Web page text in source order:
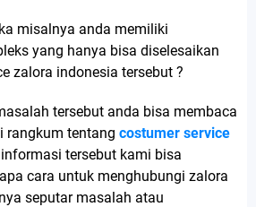
misalnya anda memiliki
yang hanya bisa diselesaikan
zalora indonesia tersebut ?
tersebut anda bisa membaca
rangkum tentang costumer service
informasi tersebut kami bisa
cara untuk menghubungi zalora
seputar masalah atau